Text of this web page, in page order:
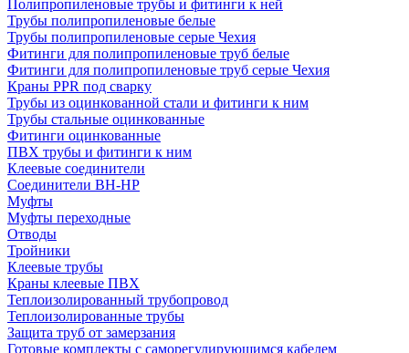
Полипропиленовые трубы и фитинги к ней
Трубы полипропиленовые белые
Трубы полипропиленовые серые Чехия
Фитинги для полипропиленовые труб белые
Фитинги для полипропиленовые труб серые Чехия
Краны PPR под сварку
Трубы из оцинкованной стали и фитинги к ним
Трубы стальные оцинкованные
Фитинги оцинкованные
ПВХ трубы и фитинги к ним
Клеевые соединители
Соединители ВН-НР
Муфты
Муфты переходные
Отводы
Тройники
Клеевые трубы
Краны клеевые ПВХ
Теплоизолированный трубопровод
Теплоизолированные трубы
Защита труб от замерзания
Готовые комплекты с саморегулирующимся кабелем